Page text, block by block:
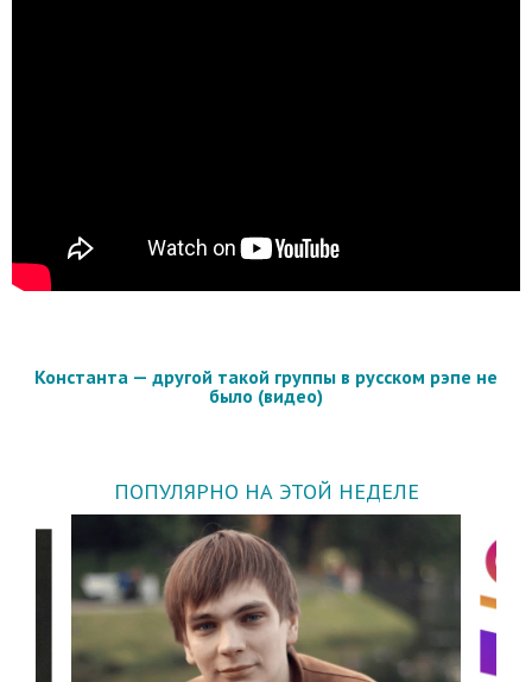
Константа — другой такой группы в русском рэпе не
было (видео)
ПОПУЛЯРНО НА ЭТОЙ НЕДЕЛЕ